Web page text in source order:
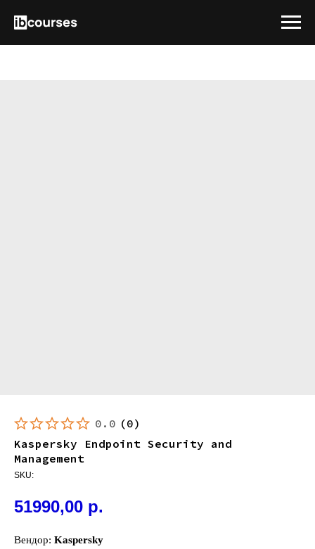
0.0 (0)
Kaspersky Endpoint Security and
Management
SKU:
51990,00 р.
Вендор: Kaspersky